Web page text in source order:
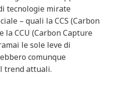
tecnologie mirate
– quali la CCS (Carbon
la CCU (Carbon Capture
le sole leve di
comunque
trend attuali.